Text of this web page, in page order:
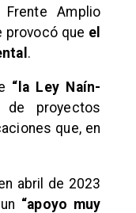
Amplio
provocó que el
.
“la Ley Naín-
proyectos
que, en
abril de 2023
“apoyo muy